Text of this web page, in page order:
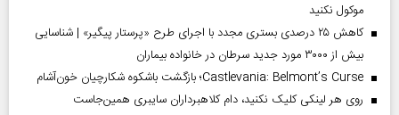
موکول نکنید
کاهش ۲۵ درصدی بستری مجدد با اجرای طرح «پرستار پیگیر» | شناسایی
بیش از ۳۰۰۰ مورد جدید سرطان در خانواده بیماران
Castlevania: Belmont’s Curse؛ بازگشت باشکوه شکارچیان خون‌آشام
روی هر لینکی کلیک نکنید، دام کلاهبرداران سایبری همین‌جاست